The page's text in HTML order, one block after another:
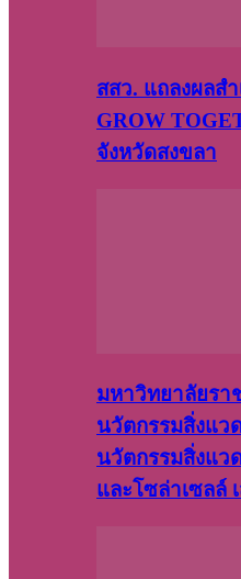
สสว. แถลงผลส
GROW
จังหวัดสงขลา
มหาวิทยาลัยร
นวัตกรรมสิ่งแว
นวัตกรรมสิ่งแว
และโซล่าเซลล์